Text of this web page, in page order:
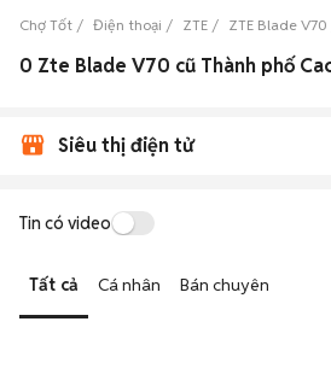
Chợ Tốt Điện thoại ZTE ZTE Blade V70
Siêu thị điện tử
Tin có video
Tất cả Cá nhân Bán chuyên